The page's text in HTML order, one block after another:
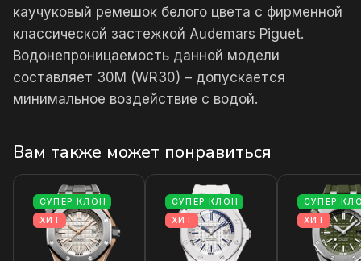
каучуковый ремешок белого цвета с фирменной
классической застежкой Audemars Piguet.
Водонепроницаемость данной модели
составляет 30М (WR30) – допускается
минимальное воздействие с водой.
Вам также может понравиться
СУПЕР КЛОН
ХИТ
СУПЕР КЛОН
ХИТ
СУПЕР
ХИТ